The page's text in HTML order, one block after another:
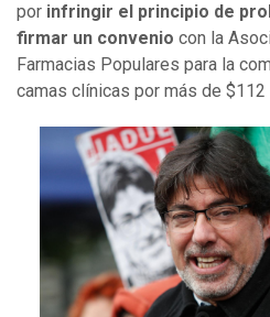
por infringir el principio de
firmar un convenio con la
Farmacias Populares para la
camas clínicas por más de $112